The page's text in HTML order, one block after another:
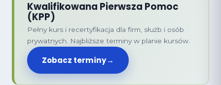
Kwalifikowana Pierwsza Pomoc
(KPP)
Pełny kurs i recertyfikacja dla firm, służb i osób
prywatnych. Najbliższe terminy w planie kursów.
Zobacz terminy→